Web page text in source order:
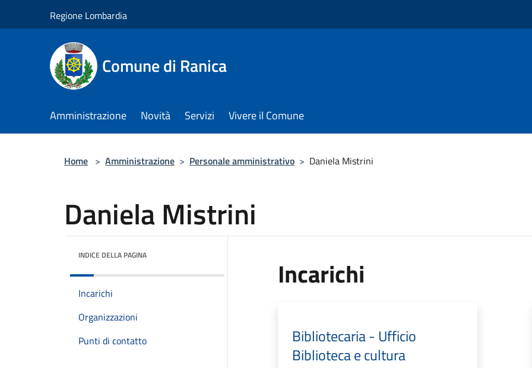
Regione Lombardia
Comune di Ranica
Amministrazione Novità Servizi Vivere il Comune
Home > Amministrazione > Personale amministrativo > Daniela Mistrini
Daniela Mistrini
INDICE DELLA PAGINA
Incarichi
Organizzazioni
Punti di contatto
Incarichi
Bibliotecaria - Ufficio
Biblioteca e cultura